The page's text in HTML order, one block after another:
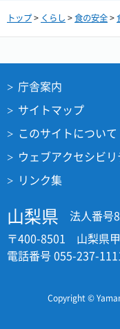
トップ> くらし >食の安全>
庁舎案内
サイトマップ
このサイトについて
ウェブアクセシビ
リンク集
山梨県
法人番号
〒400-8501 山梨県
電話番号 055-237-
Copyright ©